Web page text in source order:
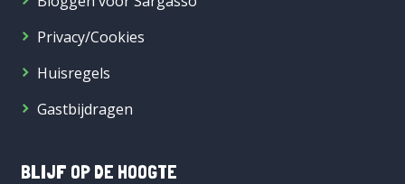
Privacy/Cookies
Huisregels
Gastbijdragen
BLIJF OP DE HOOGTE